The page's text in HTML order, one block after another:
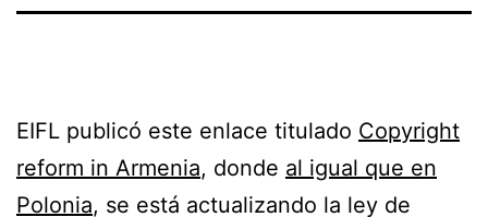
EIFL publicó este enlace titulado Copyright
reform in Armenia, donde al igual que en
Polonia, se está actualizando la ley de